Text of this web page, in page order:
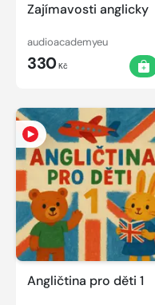
Zajímavosti anglicky
audioacademyeu
330Kč
Angličtina pro děti 1